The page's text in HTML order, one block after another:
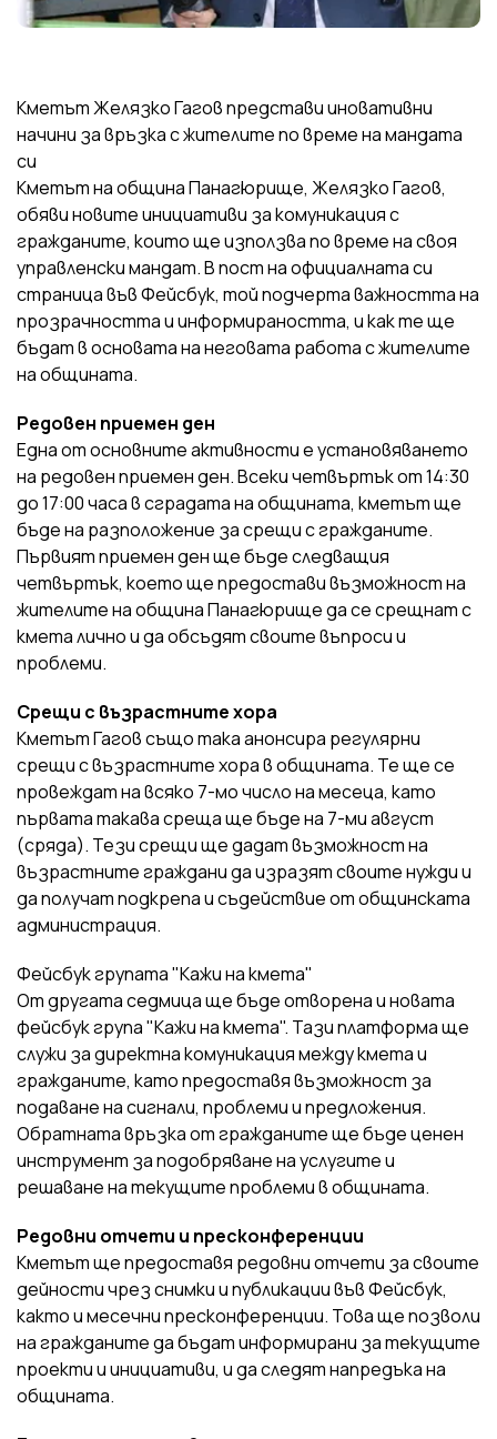
Кметът Желязко Гагов представи иновативни
начини за връзка с жителите по време на мандата
си
Кметът на община Панагюрище, Желязко Гагов,
обяви новите инициативи за комуникация с
гражданите, които ще използва по време на своя
управленски мандат. В пост на официалната си
страница във Фейсбук, той подчерта важността на
прозрачността и информираността, и как те ще
бъдат в основата на неговата работа с жителите
на общината.
Редовен приемен ден
Една от основните активности е установяването
на редовен приемен ден. Всеки четвъртък от 14:30
до 17:00 часа в сградата на общината, кметът ще
бъде на разположение за срещи с гражданите.
Първият приемен ден ще бъде следващия
четвъртък, което ще предостави възможност на
жителите на община Панагюрище да се срещнат с
кмета лично и да обсъдят своите въпроси и
проблеми.
Срещи с възрастните хора
Кметът Гагов също така анонсира регулярни
срещи с възрастните хора в общината. Те ще се
провеждат на всяко 7-мо число на месеца, като
първата такава среща ще бъде на 7-ми август
(сряда). Тези срещи ще дадат възможност на
възрастните граждани да изразят своите нужди и
да получат подкрепа и съдействие от общинската
администрация.
Фейсбук групата "Кажи на кмета"
От другата седмица ще бъде отворена и новата
фейсбук група "Кажи на кмета". Тази платформа ще
служи за директна комуникация между кмета и
гражданите, като предоставя възможност за
подаване на сигнали, проблеми и предложения.
Обратната връзка от гражданите ще бъде ценен
инструмент за подобряване на услугите и
решаване на текущите проблеми в общината.
Редовни отчети и пресконференции
Кметът ще предоставя редовни отчети за своите
дейности чрез снимки и публикации във Фейсбук,
както и месечни пресконференции. Това ще позволи
на гражданите да бъдат информирани за текущите
проекти и инициативи, и да следят напредъка на
общината.